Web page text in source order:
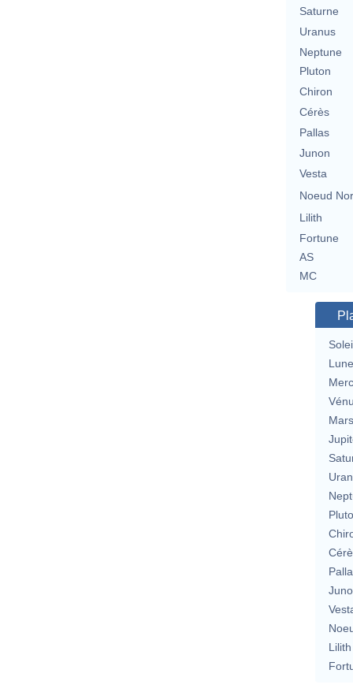
Saturne
Uranus
Neptune
Pluton
Chiron
Cérès
Pallas
Junon
Vesta
Noeud
Lilith
Fortune
AS
MC
Lune
Mars
Lilith